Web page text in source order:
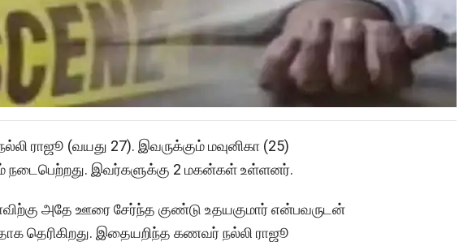
ராஜூ (வயது 27). இவருக்கும் மவுனிகா (25)
நடைபெற்றது. இவர்களுக்கு 2 மகன்கள் உள்ளனர்.
அதே ஊரை சேர்ந்த குண்டு உதயகுமார் என்பவருடன்
தெரிகிறது. இதையறிந்த கணவர் நல்லி ராஜூ